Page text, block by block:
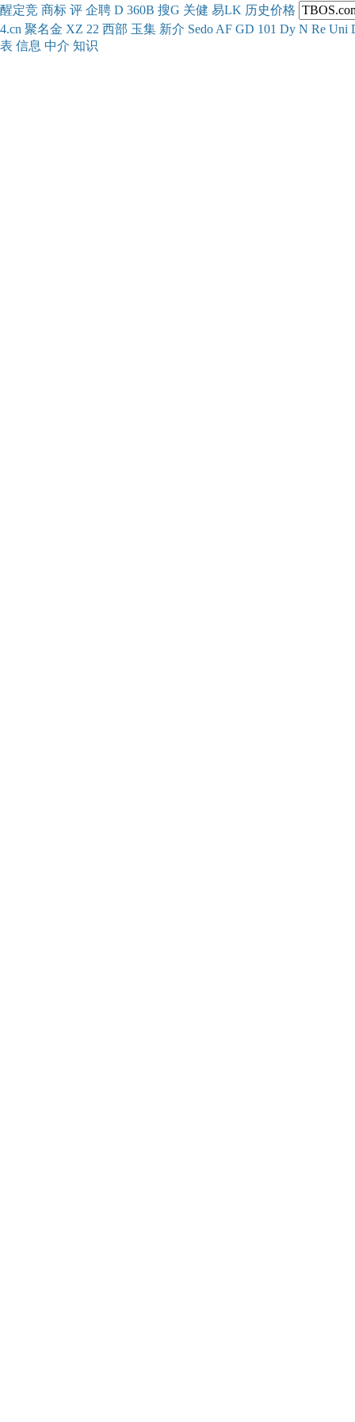
醒定竞 商标 评 企聘 D 360B 搜G 关健 易LK 历史价格
4.cn 聚名金 XZ 22 西部 玉集 新介 Sedo AF GD 101 Dy N Re Uni
表 信息 中介 知识